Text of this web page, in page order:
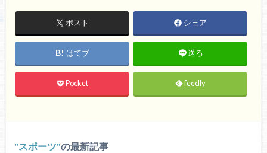
ポスト シェア
はてブ 送る
Pocket feedly
スポーツ の最新記事